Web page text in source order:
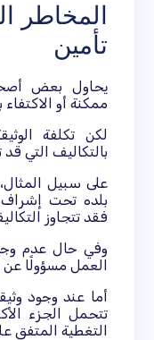
المخاطر
تأمين
يحاول بعض
ممكنة أو
لكن تكلفة
بالتكاليف التي
على سبيل
بلده تحت
فقد تتجاوز
وفي حال عدم
العمل مسؤولًا
أما عند وجود
تتحمل الجزء
التغطية المتفق